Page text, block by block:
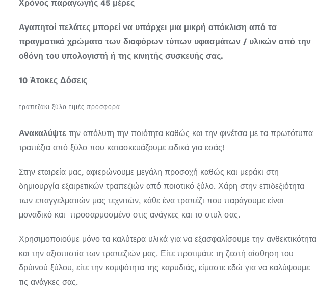
Χρόνος παραγωγής 45 μέρες
Αγαπητοί πελάτες μπορεί να υπάρχει μια μικρή απόκλιση από τα
πραγματικά χρώματα των διαφόρων τύπων υφασμάτων / υλικών από την
οθόνη του υπολογιστή ή της κινητής συσκευής σας.
10 Άτοκες Δόσεις
τραπεζάκι ξύλο τιμές προσφορά
Ανακαλύψτε την απόλυτη την ποιότητα καθώς και την φινέτσα με τα πρωτότυπα
τραπέζια από ξύλο που κατασκευάζουμε ειδικά για εσάς!
Στην εταιρεία μας, αφιερώνουμε μεγάλη προσοχή καθώς και μεράκι στη
δημιουργία εξαιρετικών τραπεζιών από ποιοτικό ξύλο. Χάρη στην επιδεξιότητα
των επαγγελματιών μας τεχνιτών, κάθε ένα τραπέζι που παράγουμε είναι
μοναδικό και προσαρμοσμένο στις ανάγκες και το στυλ σας.
Χρησιμοποιούμε μόνο τα καλύτερα υλικά για να εξασφαλίσουμε την ανθεκτικότητα
και την αξιοπιστία των τραπεζιών μας. Είτε προτιμάτε τη ζεστή αίσθηση του
δρύινού ξύλου, είτε την κομψότητα της καρυδιάς, είμαστε εδώ για να καλύψουμε
τις ανάγκες σας.